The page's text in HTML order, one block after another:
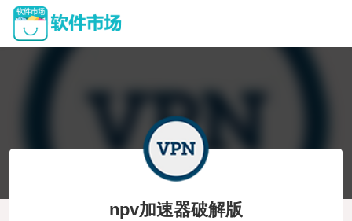
npv加速器破解版